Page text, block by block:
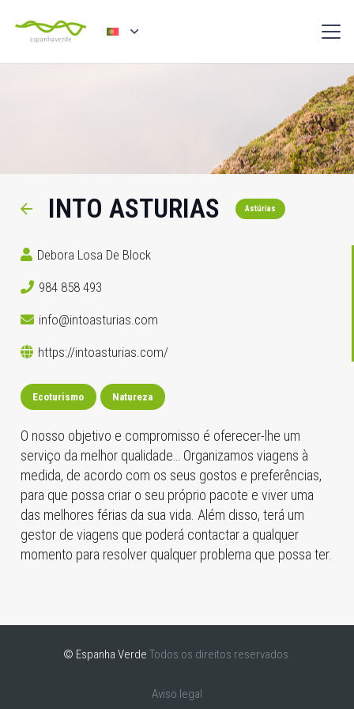
INTO ASTURIAS Astúrias
Debora Losa De Block
984 858 493
info@intoasturias.com
https://intoasturias.com/
Ecoturismo Natureza
O nosso objetivo e compromisso é oferecer-lhe um
serviço da melhor qualidade… Organizamos viagens à
medida, de acordo com os seus gostos e preferências,
para que possa criar o seu próprio pacote e viver uma
das melhores férias da sua vida. Além disso, terá um
gestor de viagens que poderá contactar a qualquer
momento para resolver qualquer problema que possa ter.
© Espanha Verde Todos os direitos reservados.
Aviso legal